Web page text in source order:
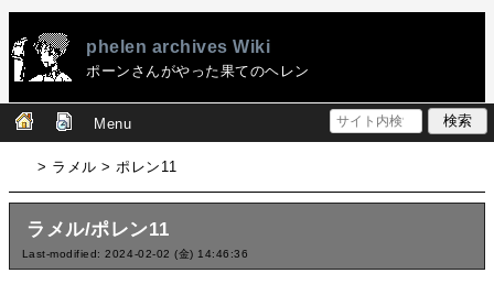
phelen archives Wiki
ポーンさんがやった果てのヘレン
Menu
> ラメル > ポレン11
ラメル/ポレン11
Last-modified: 2024-02-02 (金) 14:46:36